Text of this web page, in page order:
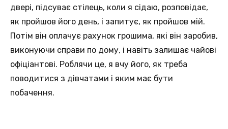
двері, підсуває стілець, коли я сідаю, розповідає,
як пройшов його день, і запитує, як пройшов мій.
Потім він оплачує рахунок грошима, які він заробив,
виконуючи справи по дому, і навіть залишає чайові
офіціантові. Роблячи це, я вчу його, як треба
поводитися з дівчатами і яким має бути
побачення.